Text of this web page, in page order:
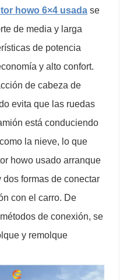
howo 6×4 usada se
de media y larga
de potencia
y alto confort.
de cabeza de
evita que las ruedas
está conduciendo
la nieve, lo que
howo usado arranque
formas de conectar
con el carro. De
de conexión, se
y remolque